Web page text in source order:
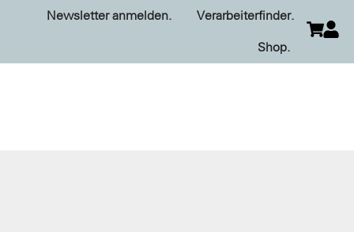
Newsletter anmelden. Verarbeiterfinder.
Shop.